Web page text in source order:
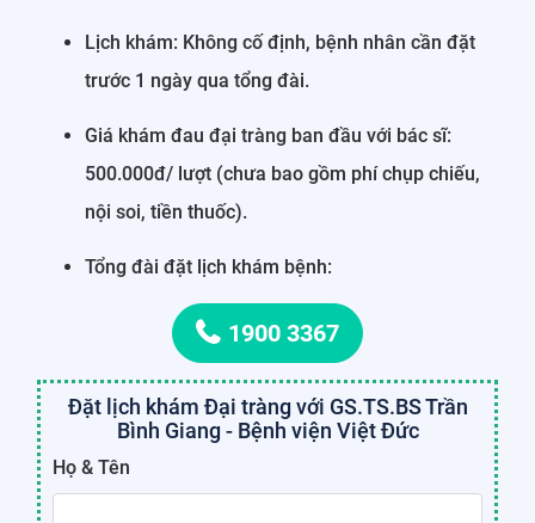
Lịch khám: Không cố định, bệnh nhân cần đặt
trước 1 ngày qua tổng đài.
Giá khám đau đại tràng ban đầu với bác sĩ:
500.000đ/ lượt (chưa bao gồm phí chụp chiếu,
nội soi, tiền thuốc).
Tổng đài đặt lịch khám bệnh:
1900 3367
Đặt lịch khám Đại tràng với GS.TS.BS Trần
Bình Giang - Bệnh viện Việt Đức
Họ & Tên